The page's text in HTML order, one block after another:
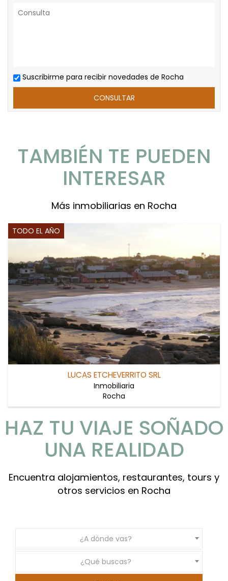
Suscribirme para recibir novedades de Rocha
TAMBIÉN TE PUEDEN
INTERESAR
Más inmobiliarias en Rocha
TODO EL AÑO
LUCAS ETCHEVERRITO SRL
Inmobiliaria
Rocha
HAZ TU VIAJE SOÑADO
UNA REALIDAD
Encuentra alojamientos, restaurantes, tours y
otros servicios en Rocha
¿A dónde vas?
¿Qué buscas?